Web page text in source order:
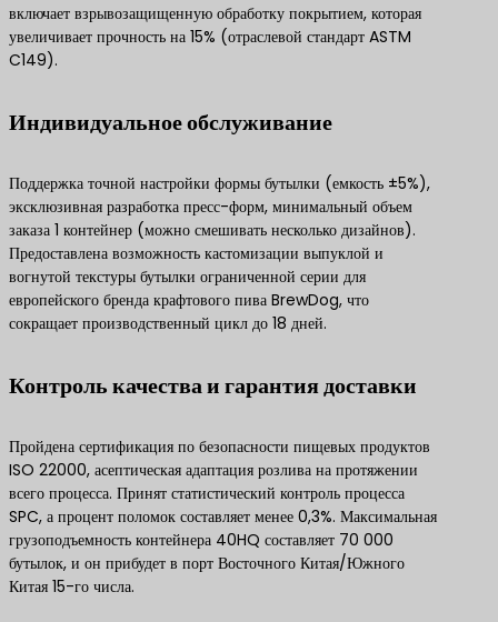
включает взрывозащищенную обработку покрытием, которая
увеличивает прочность на 15% (отраслевой стандарт ASTM
C149).
Индивидуальное обслуживание
Поддержка точной настройки формы бутылки (емкость ±5%),
эксклюзивная разработка пресс-форм, минимальный объем
заказа 1 контейнер (можно смешивать несколько дизайнов).
Предоставлена возможность кастомизации выпуклой и
вогнутой текстуры бутылки ограниченной серии для
европейского бренда крафтового пива BrewDog, что
сокращает производственный цикл до 18 дней.
Контроль качества и гарантия доставки
Пройдена сертификация по безопасности пищевых продуктов
ISO 22000, асептическая адаптация розлива на протяжении
всего процесса. Принят статистический контроль процесса
SPC, а процент поломок составляет менее 0,3%. Максимальная
грузоподъемность контейнера 40HQ составляет 70 000
бутылок, и он прибудет в порт Восточного Китая/Южного
Китая 15-го числа.